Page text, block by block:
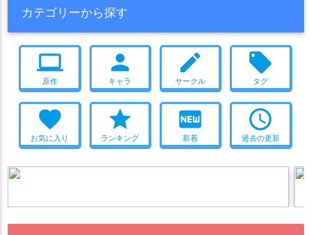
カテゴリーから探す
computer
原作
person
キャラ
create
サークル
local_offer
タグ
favorite
お気に入り
star
ランキング
fiber_new
新着
access_time
過去の更新